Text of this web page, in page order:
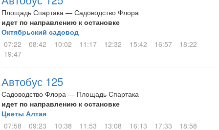
Площадь Спартака — Садоводство Флора
идет по направлению к остановке
Октябрьский садовод
07:22
08:42 10:02 11:17 12:32 15:42 16:57
18:22
19:47
Автобус 125
Садоводство Флора — Площадь Спартака
идет по направлению к остановке
Цветы Алтая
07:58
09:23 10:38 11:53 13:08 16:13 17:33
18:58